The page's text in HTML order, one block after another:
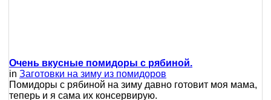
Очень вкусные помидоры с рябиной.
in Заготовки на зиму из помидоров
Помидоры с рябиной на зиму давно готовит моя мама,
теперь и я сама их консервирую.